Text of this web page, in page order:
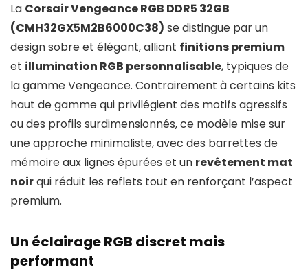
La Corsair Vengeance RGB DDR5 32GB
(CMH32GX5M2B6000C38) se distingue par un
design sobre et élégant, alliant finitions premium
et illumination RGB personnalisable, typiques de
la gamme Vengeance. Contrairement à certains kits
haut de gamme qui privilégient des motifs agressifs
ou des profils surdimensionnés, ce modèle mise sur
une approche minimaliste, avec des barrettes de
mémoire aux lignes épurées et un revêtement mat
noirqui réduit les reflets tout en renforçant l’aspect
premium.
Un éclairage RGB discret mais
performant